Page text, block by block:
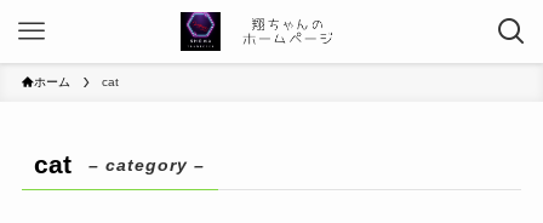
ホーム cat
cat – category –